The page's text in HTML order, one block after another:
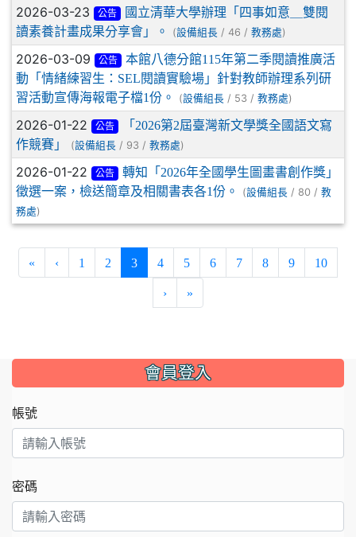
2026-03-23 公告
國立清華大學辦理「四事如意＿雙閱
讀素養計畫成果分享會」。
(設備組長 / 46 / 教務處)
2026-03-09 公告
本館八德分館115年第二季閱讀推廣活
動「情緒練習生：SEL閱讀實驗場」針對教師辦理系列研
習活動宣傳海報電子檔1份。
(設備組長 / 53 / 教務處)
2026-01-22 公告
「2026第2屆臺灣新文學獎全國語文寫
作競賽」
(設備組長 / 93 / 教務處)
2026-01-22 公告
轉知「2026年全國學生圖畫書創作獎」
徵選一案，檢送簡章及相關書表各1份。
(設備組長 / 80 / 教
務處)
« ‹ 1 2 3(current)
4 5 6 7 8 9 10
› »
::: 會員登入
帳號
密碼